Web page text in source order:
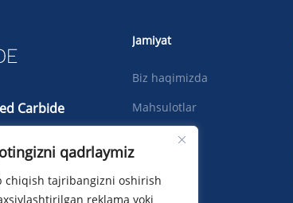
Carbide
Jamiyat
Biz haqimizda
Mahsulotlar
Yangiliklar
Surat
qadrlaymiz
chiqish tajribangizni oshirish
reklama yoki